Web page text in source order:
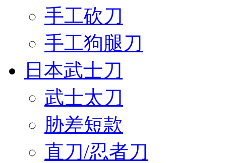
手工砍刀
手工狗腿刀
日本武士刀
武士太刀
胁差短款
直刀/忍者刀